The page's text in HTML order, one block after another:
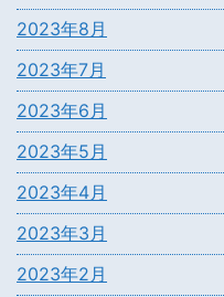
2023年8月
2023年7月
2023年6月
2023年5月
2023年4月
2023年3月
2023年2月